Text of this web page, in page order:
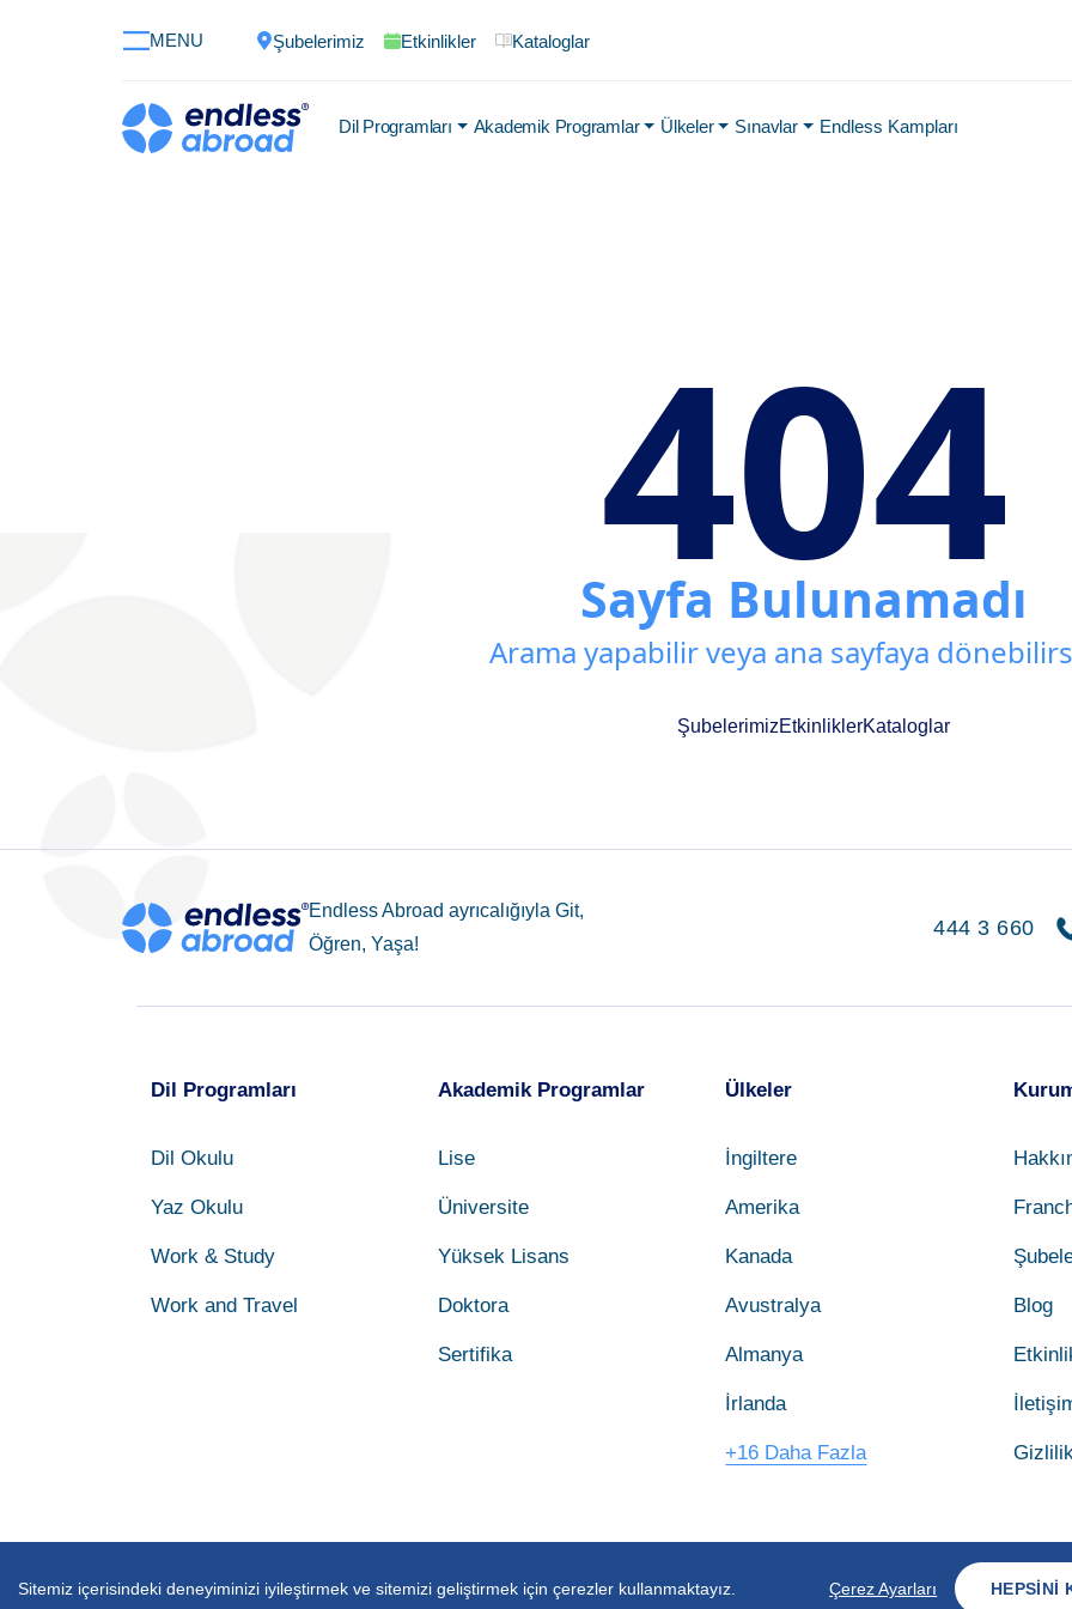
MENU Şubelerimiz Etkinlikler Kataloglar
Dil Programları Akademik Programlar Ülkeler Sınavlar Endless Kampları
404
Sayfa Bulunamadı
Arama yapabilir veya ana sayfaya
ŞubelerimizEtkinliklerKataloglar
Endless Abroad ayrıcalığıyla Git,
Öğren, Yaşa!
444 3 660
Dil Programları
Dil Okulu
Yaz Okulu
Work & Study
Work and Travel
Akademik Programlar
Lise
Üniversite
Yüksek Lisans
Doktora
Sertifika
Ülkeler
İngiltere
Amerika
Kanada
Avustralya
Almanya
İrlanda
+16 Daha Fazla
Blog
Copyright © Endless Abroad 2026
Sitemiz içerisindeki deneyiminizi iyileştirmek ve sitemizi geliştirmek için çerezler kullanmaktayız. Çerez Ayarları HEPSINI